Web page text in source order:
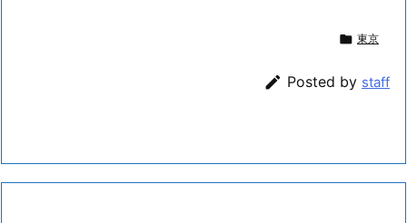
 東京
 Posted by staff